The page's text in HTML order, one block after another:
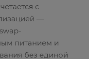
с
—
питанием и
без единой